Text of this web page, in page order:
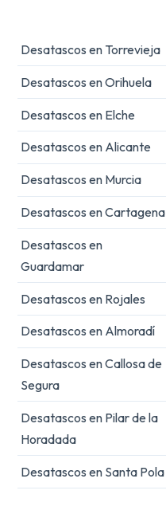
Desatascos en Torrevieja
Desatascos en Orihuela
Desatascos en Elche
Desatascos en Alicante
Desatascos en Murcia
Desatascos en Cartagena
Desatascos en
Guardamar
Desatascos en Rojales
Desatascos en Almoradí
Desatascos en Callosa de
Segura
Desatascos en Pilar de la
Horadada
Desatascos en Santa Pola